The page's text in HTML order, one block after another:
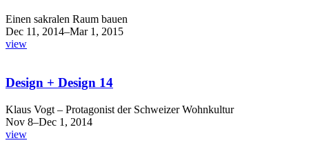
Einen sakralen Raum bauen
Dec 11, 2014–Mar 1, 2015
view
Design + Design 14
Klaus Vogt – Protagonist der Schweizer Wohnkultur
Nov 8–Dec 1, 2014
view